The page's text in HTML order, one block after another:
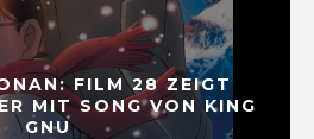
FILM 28 ZEIGT
MIT SONG VON KING
GNU